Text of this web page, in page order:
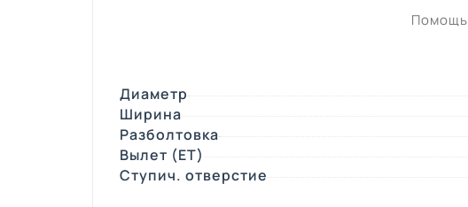
Диаметр
Ширина
Разболтовка
Вылет (ЕТ)
Ступич. отверстие